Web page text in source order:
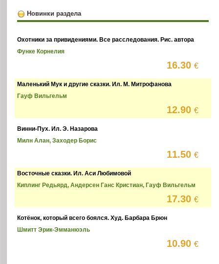
Новинки раздела
Охотники за привидениями. Все расследования. Рис. автора
Функе Корнелия
16.30€
Маленький Мук и другие сказки. Ил. М. Митрофанова
Гауф Вильгельм
12.90€
Винни-Пух. Ил. Э. Назарова
Милн Алан, Заходер Борис
11.50€
Восточные сказки. Ил. Аси Любимовой
Киплинг Редьярд, Андерсен Ганс Кристиан, Гауф Вильгельм
17.30€
Котёнок, который всего боялся. Худ. Барбара Брюн
Шмитт Эрик-Эмманюэль
10.90€